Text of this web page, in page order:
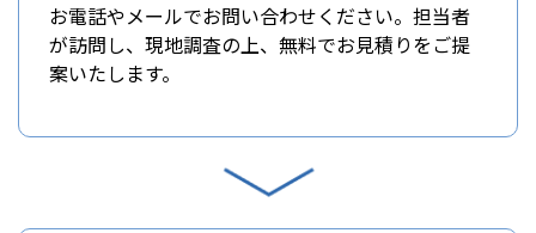
お電話やメールでお問い合わせください。担当者
が訪問し、現地調査の上、無料でお見積りをご提
案いたします。